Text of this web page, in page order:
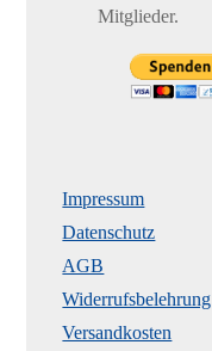
Mitglieder.
Impressum
Datenschutz
AGB
Widerrufsbelehrung
Versandkosten